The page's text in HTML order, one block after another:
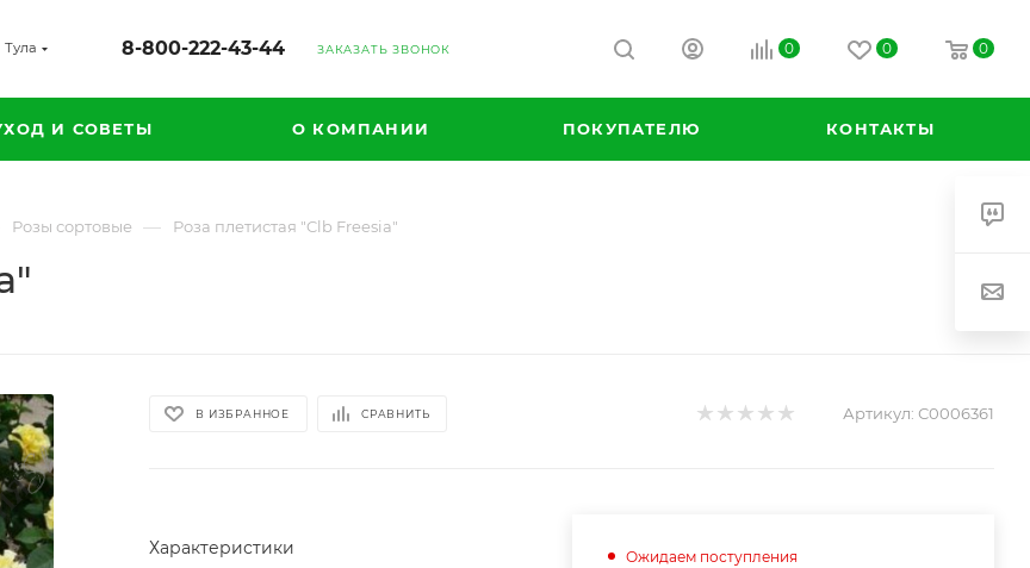
Тула 8-800-222-43-44 ЗАКАЗАТЬ ЗВОНОК 0 0 0
И СОВЕТЫ О КОМПАНИИ ПОКУПАТЕЛЮ КОНТАКТЫ
Розы сортовые — Роза плетистая "Clb Freesia"
В ИЗБРАННОЕ СРАВНИТЬ Артикул: С0006361
Характеристики Ожидаем поступления